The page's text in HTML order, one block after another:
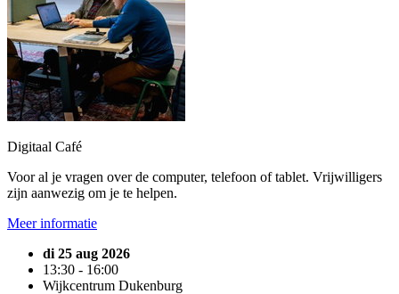
Digitaal Café
Voor al je vragen over de computer, telefoon of tablet. Vrijwilligers
zijn aanwezig om je te helpen.
Meer informatie
di 25 aug 2026
13:30 - 16:00
Wijkcentrum Dukenburg